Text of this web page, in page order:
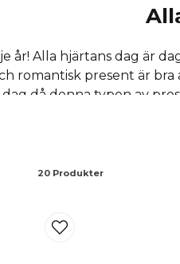
år! Alla hjärtans dag är
romantisk present är
då denna typen av
presenter som vi tycker
20 Produkter